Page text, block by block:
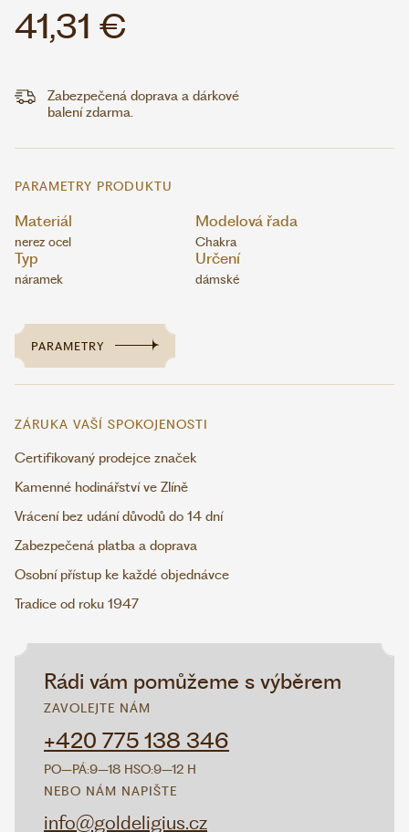
Rádi vám pomůžeme s výběrem
ZAVOLEJTE NÁM
+420 775 138 346
PO–PÁ:9–18 HSO:9–12 H
NEBO NÁM NAPIŠTE
info@goldeligius.cz
41,31 €
Zabezpečená doprava a dárkové
balení zdarma.
PARAMETRY PRODUKTU
Materiál
nerez ocel
Modelová řada
Chakra
Typ
náramek
Určení
dámské
PARAMETRY
ZÁRUKA VAŠÍ SPOKOJENOSTI
Certifikovaný prodejce značek
Kamenné hodinářství ve Zlíně
Vrácení bez udání důvodů do 14 dní
Zabezpečená platba a doprava
Osobní přístup ke každé objednávce
Tradice od roku 1947